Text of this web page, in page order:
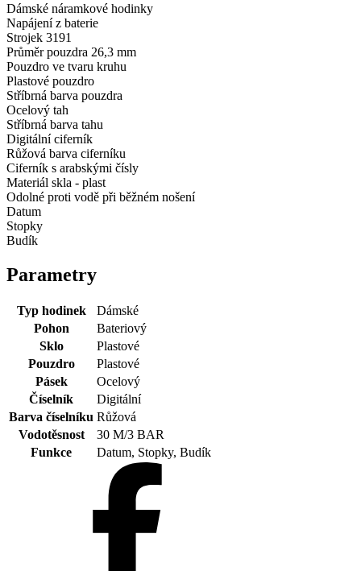
Dámské náramkové hodinky
Napájení z baterie
Strojek 3191
Průměr pouzdra 26,3 mm
Pouzdro ve tvaru kruhu
Plastové pouzdro
Stříbrná barva pouzdra
Ocelový tah
Stříbrná barva tahu
Digitální ciferník
Růžová barva ciferníku
Ciferník s arabskými čísly
Materiál skla - plast
Odolné proti vodě při běžném nošení
Datum
Stopky
Budík
Parametry
Typ hodinek
Dámské
Pohon
Bateriový
Sklo
Plastové
Pouzdro
Plastové
Pásek
Ocelový
Číselník
Digitální
Barva číselníku Růžová
Vodotěsnost
30 M/3 BAR
Funkce
Datum, Stopky, Budík